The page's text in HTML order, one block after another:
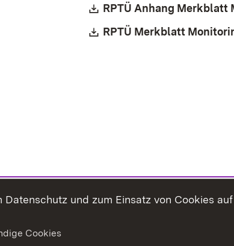
Download:
RPTÜ Anhang Merkblatt
Download:
RPTÜ Merkblatt
und zum Einsatz von Cookies
Cookies